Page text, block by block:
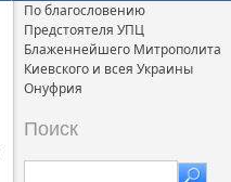
По благословению
Предстоятеля УПЦ
Блаженнейшего Митрополита
Киевского и всея Украины
Онуфрия
Поиск